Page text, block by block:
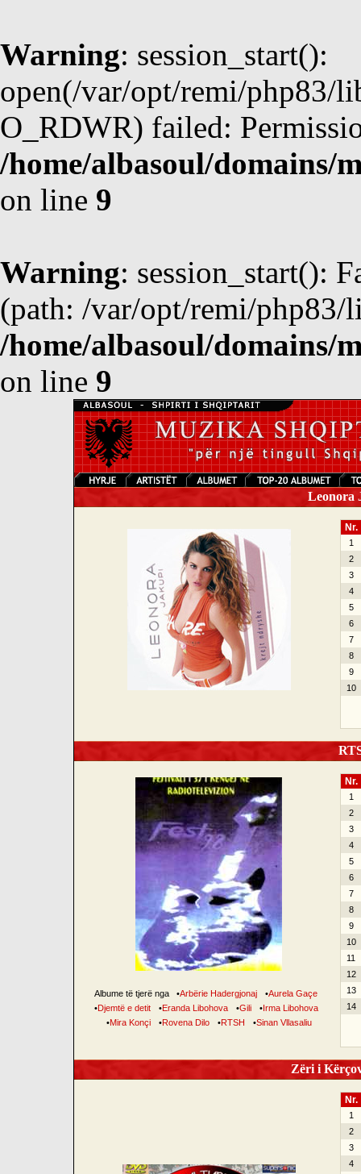
Warning: session_start():
open(/var/opt/remi/php83/
O_RDWR) failed:
/home/albasoul/domains/
on line 9
Warning: session_start():
(path: /var/opt/remi/php83/
/home/albasoul/domains/
on line 9
Leonora
Nr.
1
2
3
4
5
6
7
8
9
10
Albume të tjerë nga •Arbërie Hadergjonaj •Aurela Gaçe
•Djemtë e detit •Eranda Libohova •Gili •Irma Libohova
•Mira Konçi •Rovena Dilo •RTSH •Sinan Vllasaliu
Nr.
1
2
3
4
5
6
7
8
9
10
11
12
13
14
Zëri i
Nr.
1
2
3
4